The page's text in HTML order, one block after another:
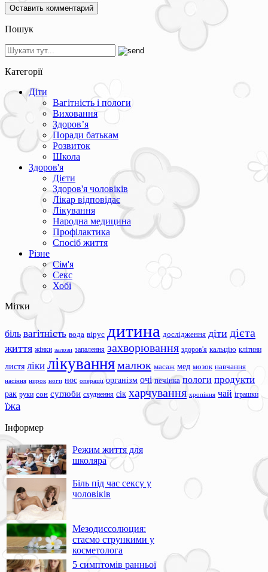
Пошук
Категорії
Діти
Вагітність і пологи
Виховання
Здоров’я
Поради батькам
Розвиток
Школа
Здоров'я
Дієти
Здоров'я чоловіків
Лікар відповідає
Лікування
Народна медицина
Профілактика
Спосіб життя
Різне
Сім'я
Секс
Хобі
Мітки
біль вагітність вода вірус дитина дослідження діти дієта
життя жінки залози запалення захворювання здоров'я кальцію клітини
листя ліки лікуваннямалюк масаж мед мозок навчання
насіння нирок ноги нос операції організм очі печінка пологи продукти
рак руки сон суглоби схуднення сік харчування хропіння чай іграшки
їжа
Інформер
Режим життя для
школяра
Біль під час сексу у
чоловіків
Мезодиссолюция:
стаємо стрункими у
косметолога
5 симптомів ранньої